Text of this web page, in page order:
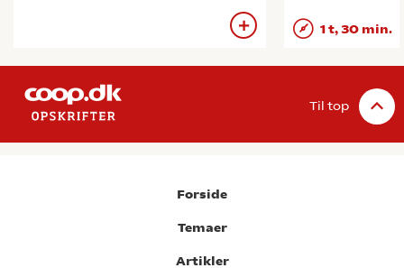
1 t, 30 min.
Til top
Forside
Temaer
Artikler